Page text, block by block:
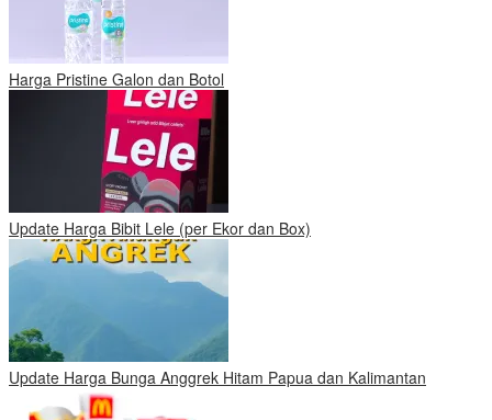
Harga Pristine Galon dan Botol
Update Harga Bibit Lele (per Ekor dan Box)
Update Harga Bunga Anggrek Hitam Papua dan Kalimantan